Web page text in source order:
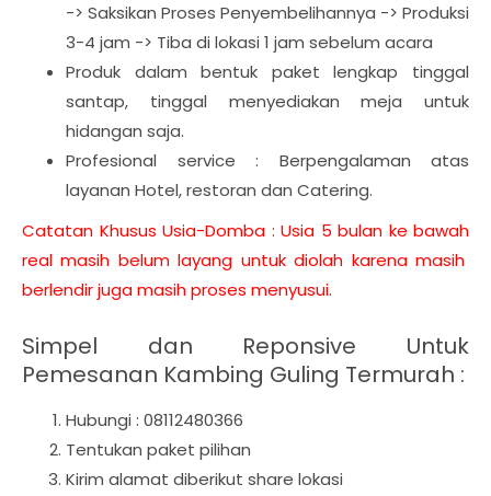
-> Saksikan Proses Penyembelihannya -> Produksi
3-4 jam -> Tiba di lokasi 1 jam sebelum acara
Produk dalam bentuk paket lengkap tinggal
santap, tinggal menyediakan meja untuk
hidangan saja.
Profesional service : Berpengalaman atas
layanan Hotel, restoran dan Catering.
Catatan Khusus Usia-Domba : Usia 5 bulan ke bawah
real masih belum layang untuk diolah karena masih
berlendir juga masih proses menyusui.
Simpel dan Reponsive Untuk
Pemesanan Kambing Guling Termurah :
Hubungi : 08112480366
Tentukan paket pilihan
Kirim alamat diberikut share lokasi